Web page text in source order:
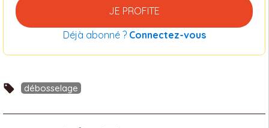
JE PROFITE
Déjà abonné ? Connectez-vous
débosselage